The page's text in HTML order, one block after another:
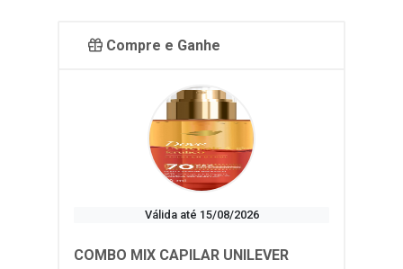
Compre e Ganhe
Válida até 15/08/2026
COMBO MIX CAPILAR UNILEVER